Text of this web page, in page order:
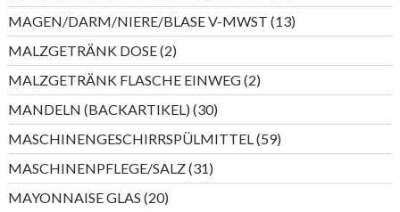
Produkte
MAGEN/DARM/NIERE/BLASE V-MWST 1313
Produkte
MALZGETRÄNK DOSE 22
Produkte
MALZGETRÄNK FLASCHE EINWEG 22
Produkte
MANDELN (BACKARTIKEL) 3030
Produkte
MASCHINENGESCHIRRSPÜLMITTEL 5959
Produkte
MASCHINENPFLEGE/SALZ 3131
Produkte
MAYONNAISE GLAS 2020